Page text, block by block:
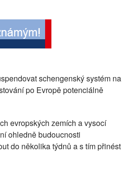
schengenský systém na
po Evropě potenciálně
evropských zemích a vysocí
ohledně budoucnosti
do několika týdnů a s tím přinést